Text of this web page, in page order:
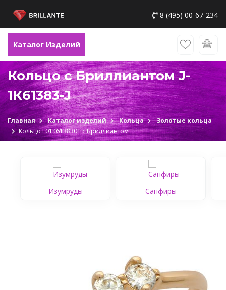
8 (495) 00-67-234
Каталог Изделий
Кольцо с Бриллиантом J-
1К61383-J
Главная Каталог изделий Кольца
Золотые кольца
Кольцо Е01К613830Т c Бриллиантом
Изумруды Сапфиры